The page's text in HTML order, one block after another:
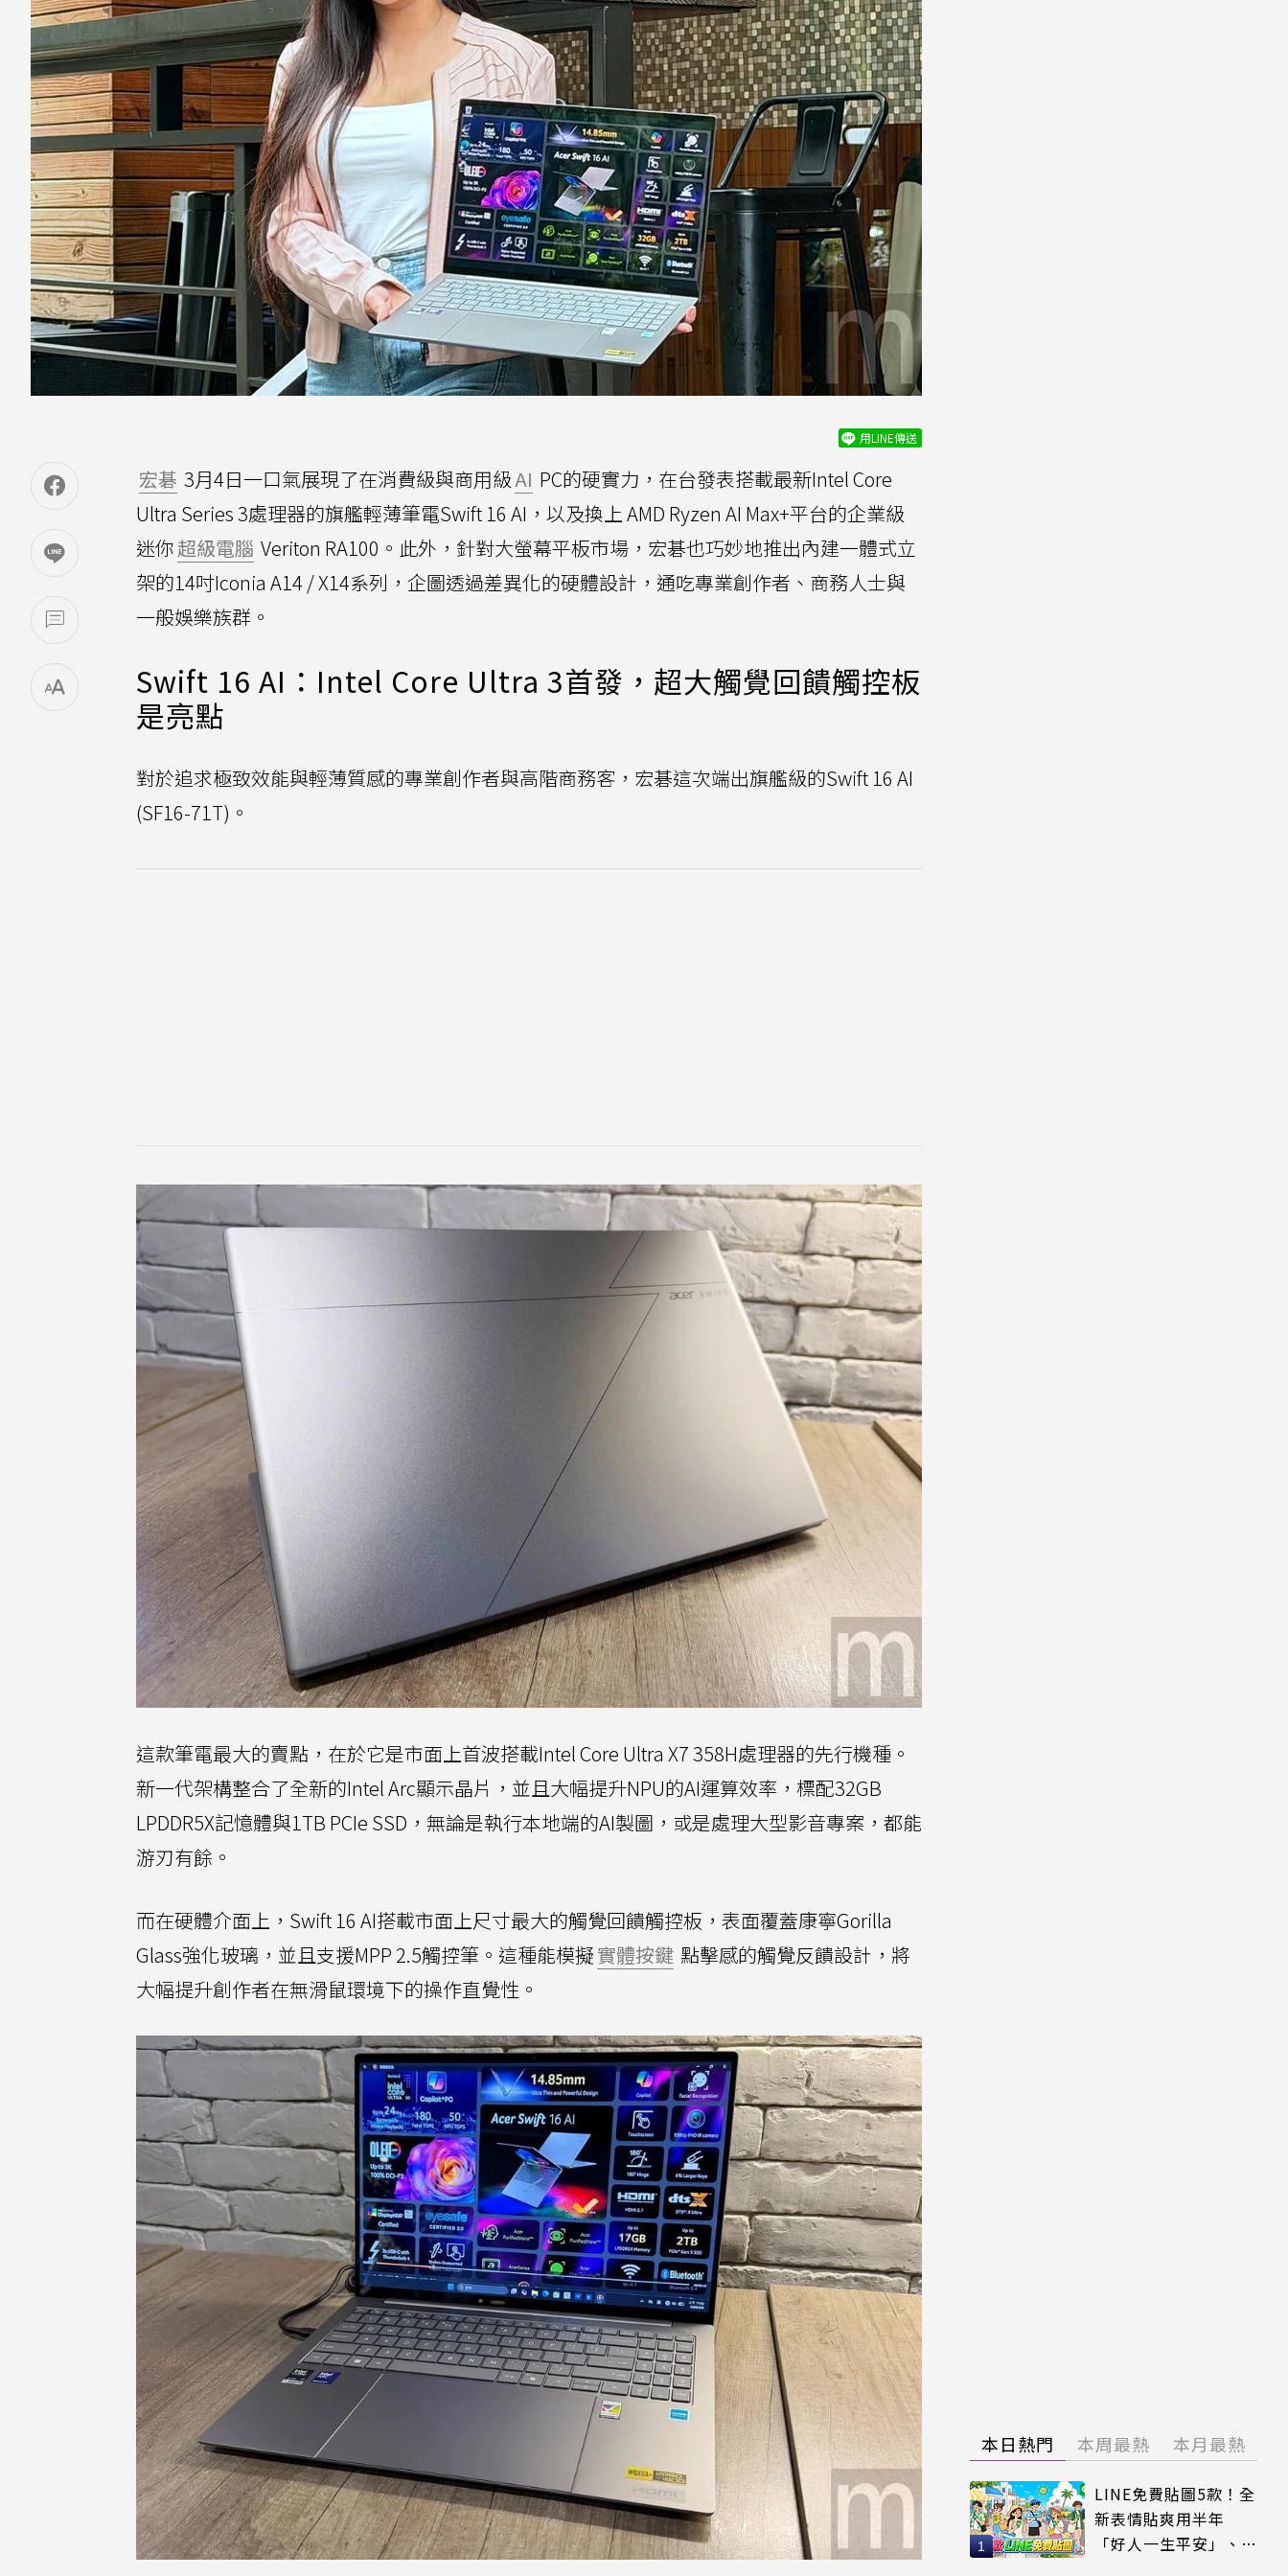
用LINE傳送
宏碁 3月4日一口氣展現了在消費級與商用級AI PC的硬實力，在台發表搭載最新Intel Core
Ultra Series 3處理器的旗艦輕薄筆電Swift 16 AI，以及換上 AMD Ryzen AI Max+平台的企業級
迷你超級電腦 Veriton RA100。此外，針對大螢幕平板市場，宏碁也巧妙地推出內建一體式立
架的14吋Iconia A14 / X14系列，企圖透過差異化的硬體設計，通吃專業創作者、商務人士與
一般娛樂族群。
Swift 16 AI：Intel Core Ultra 3首發，超大觸覺回饋觸控板
是亮點
對於追求極致效能與輕薄質感的專業創作者與高階商務客，宏碁這次端出旗艦級的Swift 16 AI
(SF16-71T)。
這款筆電最大的賣點，在於它是市面上首波搭載Intel Core Ultra X7 358H處理器的先行機種。
新一代架構整合了全新的Intel Arc顯示晶片，並且大幅提升NPU的AI運算效率，標配32GB
LPDDR5X記憶體與1TB PCIe SSD，無論是執行本地端的AI製圖，或是處理大型影音專案，都能
游刃有餘。
而在硬體介面上，Swift 16 AI搭載市面上尺寸最大的觸覺回饋觸控板，表面覆蓋康寧Gorilla
Glass強化玻璃，並且支援MPP 2.5觸控筆。這種能模擬實體按鍵 點擊感的觸覺反饋設計，將
大幅提升創作者在無滑鼠環境下的操作直覺性。
本日熱門 本周最熱 本月最熱
LINE免費貼圖5款！全
新表情貼爽用半年
「好人一生平安」、